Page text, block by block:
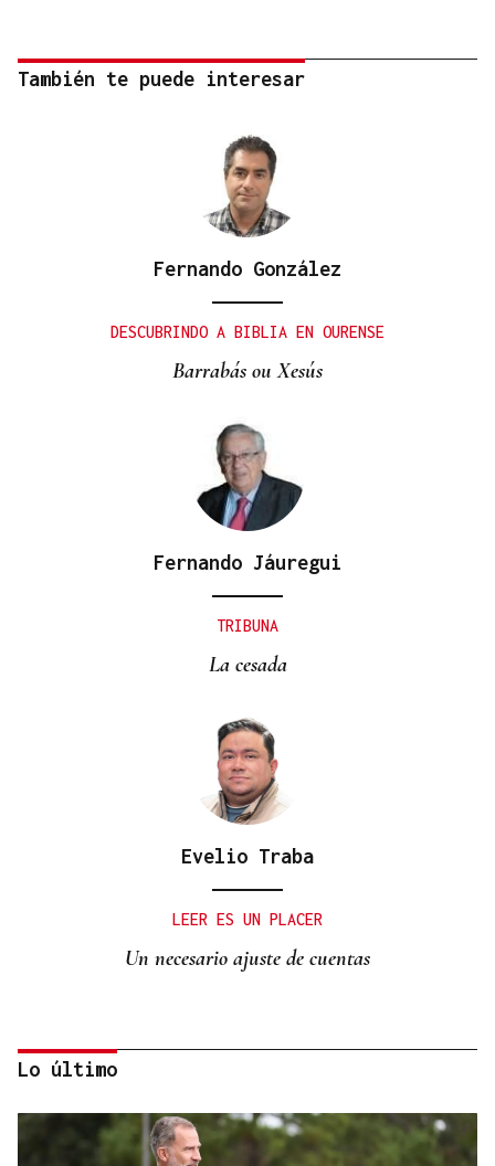
También te puede interesar
Fernando González
DESCUBRINDO A BIBLIA EN OURENSE
Barrabás ou Xesús
Fernando Jáuregui
TRIBUNA
La cesada
Evelio Traba
LEER ES UN PLACER
Un necesario ajuste de cuentas
Manuel Baltar
Lo último